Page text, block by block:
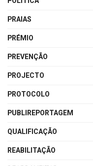
PRAIAS
PRÉMIO
PREVENÇÃO
PROJECTO
PROTOCOLO
PUBLIREPORTAGEM
QUALIFICAÇÃO
REABILITAÇÃO